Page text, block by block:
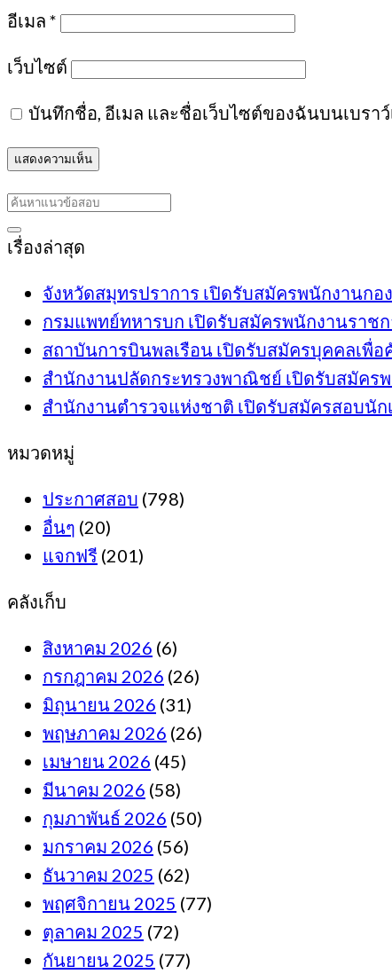
อีเมล *
เว็บไซต์
บันทึกชื่อ, อีเมล และชื่อเว็บไซต์ของฉันบนเบรา
เรื่องล่าสุด
จังหวัดสมุทรปราการ เปิดรับสมัครพนักงานก
กรมแพทย์ทหารบก เปิดรับสมัครพนักงานราช
สถาบันการบินพลเรือน เปิดรับสมัครบุคคลเพื่
สำนักงานปลัดกระทรวงพาณิชย์ เปิดรับสมัคร
สำนักงานตำรวจแห่งชาติ เปิดรับสมัครสอบนัก
หมวดหมู่
ประกาศสอบ (798)
อื่นๆ (20)
แจกฟรี (201)
คลังเก็บ
สิงหาคม 2026 (6)
กรกฎาคม 2026 (26)
มิถุนายน 2026 (31)
พฤษภาคม 2026 (26)
เมษายน 2026 (45)
มีนาคม 2026 (58)
กุมภาพันธ์ 2026 (50)
มกราคม 2026 (56)
ธันวาคม 2025 (62)
พฤศจิกายน 2025 (77)
ตุลาคม 2025 (72)
กันยายน 2025 (77)